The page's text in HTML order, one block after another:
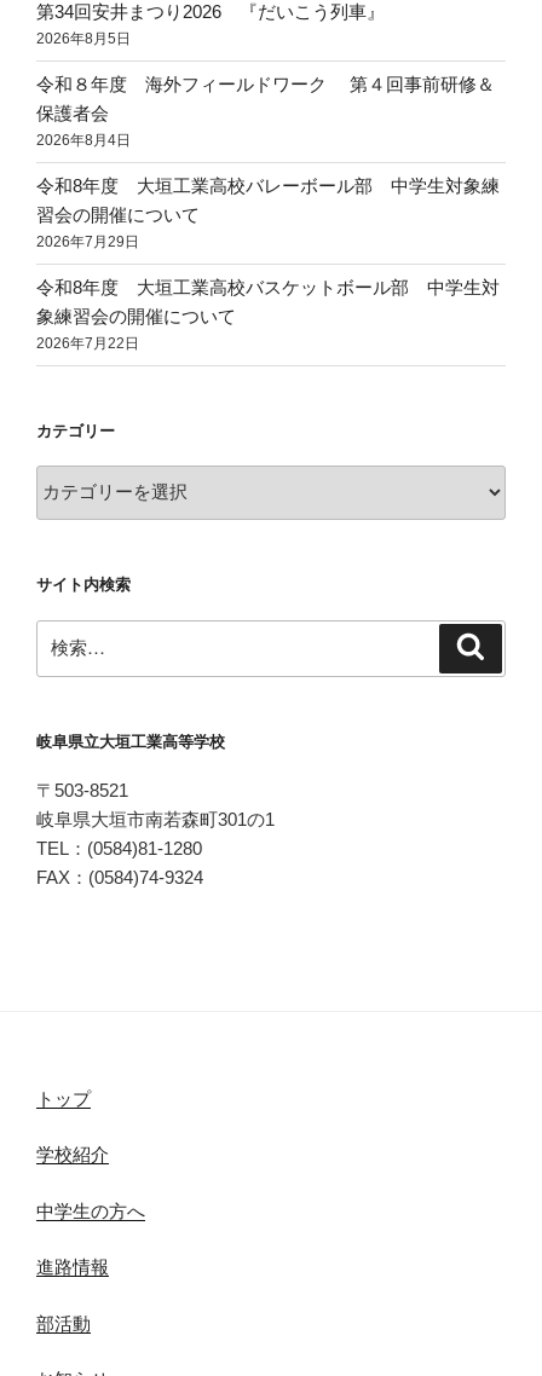
第34回安井まつり2026 『だいこう列車』
2026年8月5日
令和８年度 海外フィールドワーク 第４回事前研修＆
保護者会
2026年8月4日
令和8年度 大垣工業高校バレーボール部 中学生対象練
習会の開催について
2026年7月29日
令和8年度 大垣工業高校バスケットボール部 中学生対
象練習会の開催について
2026年7月22日
カテゴリー
テ
ー
サイト内検索
索:
岐阜県立大垣工業高等学校
〒503-8521
岐阜県大垣市南若森町301の1
TEL：(0584)81-1280
FAX：(0584)74-9324
トップ
学校紹介
中学生の方へ
進路情報
部活動